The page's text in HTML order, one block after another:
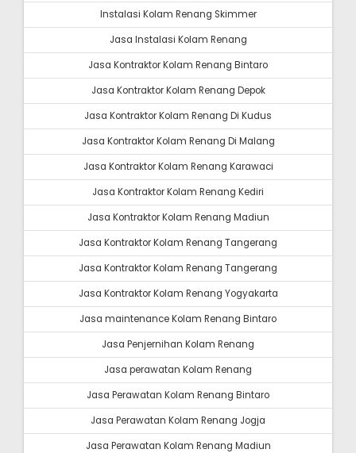
Instalasi Kolam Renang Skimmer
Jasa Instalasi Kolam Renang
Jasa Kontraktor Kolam Renang Bintaro
Jasa Kontraktor Kolam Renang Depok
Jasa Kontraktor Kolam Renang Di Kudus
Jasa Kontraktor Kolam Renang Di Malang
Jasa Kontraktor Kolam Renang Karawaci
Jasa Kontraktor Kolam Renang Kediri
Jasa Kontraktor Kolam Renang Madiun
Jasa Kontraktor Kolam Renang Tangerang
Jasa Kontraktor Kolam Renang Tangerang
Jasa Kontraktor Kolam Renang Yogyakarta
Jasa maintenance Kolam Renang Bintaro
Jasa Penjernihan Kolam Renang
Jasa perawatan Kolam Renang
Jasa Perawatan Kolam Renang Bintaro
Jasa Perawatan Kolam Renang Jogja
Jasa Perawatan Kolam Renang Madiun